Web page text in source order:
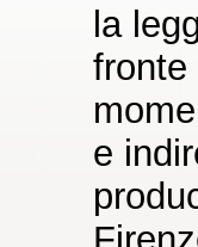
la
fronte
e